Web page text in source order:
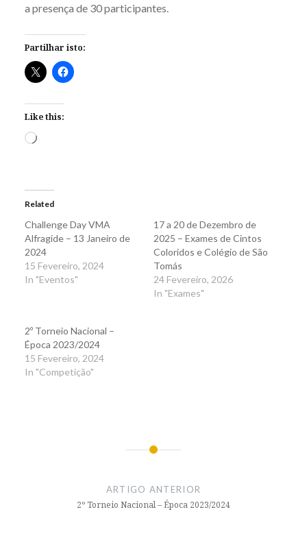
a presença de 30 participantes.
Partilhar isto:
Like this:
Loading…
Related
Challenge Day VMA
Alfragide – 13 Janeiro de
2024
15 Fevereiro, 2024
In "Eventos"
17 a 20 de Dezembro de
2025 – Exames de Cintos
Coloridos e Colégio de São
Tomás
24 Fevereiro, 2026
In "Exames"
2º Torneio Nacional –
Época 2023/2024
15 Fevereiro, 2024
In "Competição"
ARTIGO ANTERIOR
2º Torneio Nacional – Época 2023/2024